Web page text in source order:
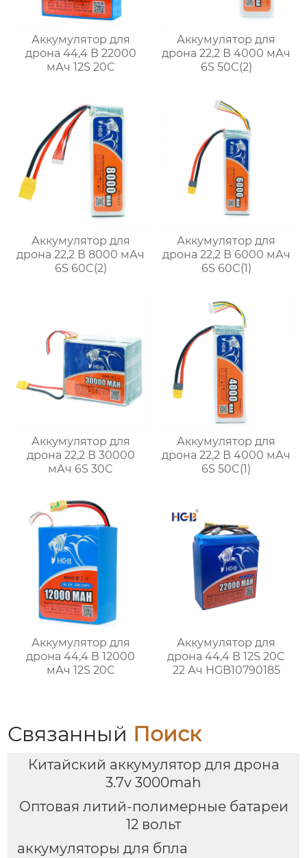
Аккумулятор для
дрона 44,4 В 22000
мАч 12S 20C
Аккумулятор для
дрона 22,2 В 4000 мАч
6S 50C(2)
Аккумулятор для
дрона 22,2 В 8000 мАч
6S 60C(2)
Аккумулятор для
дрона 22,2 В 6000 мАч
6S 60C(1)
Аккумулятор для
дрона 22,2 В 30000
мАч 6S 30C
Аккумулятор для
дрона 22,2 В 4000 мАч
6S 50C(1)
Аккумулятор для
дрона 44,4 В 12000
мАч 12S 20C
Аккумулятор для
дрона 44,4 В 12S 20C
22 Ач HGB10790185
Связанный Поиск
Китайский аккумулятор для дрона
3.7v 3000mah
Оптовая литий-полимерные батареи
12 вольт
аккумуляторы для бпла